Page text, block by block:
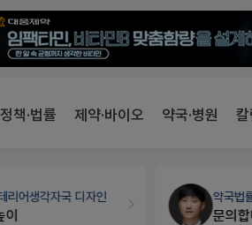
정책·법률 제약·바이오 약국·병원 칼
리어생각자국 디자인 약국법
문의